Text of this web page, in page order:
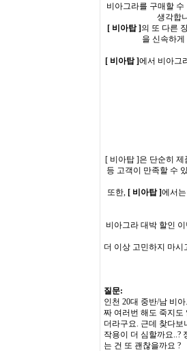
비아그라를 구매할
생각합
[ 비아탑 ]의 또 다른
을 신속하
[ 비아탑 ]에서 비아그
[ 비아탑 ]은 단순히 제
등 고객이 만족할 수
또한, [ 비아탑 ]에서
비아그라 대박 할인
더 이상 고민하지 마시
질문:
인천 20대 중반/남 비
짜 여러번 해도 죽지도
더라구요. 근데 찾다
작용이 더 심할까요..?
는 건 또 괜찮을까요 ?